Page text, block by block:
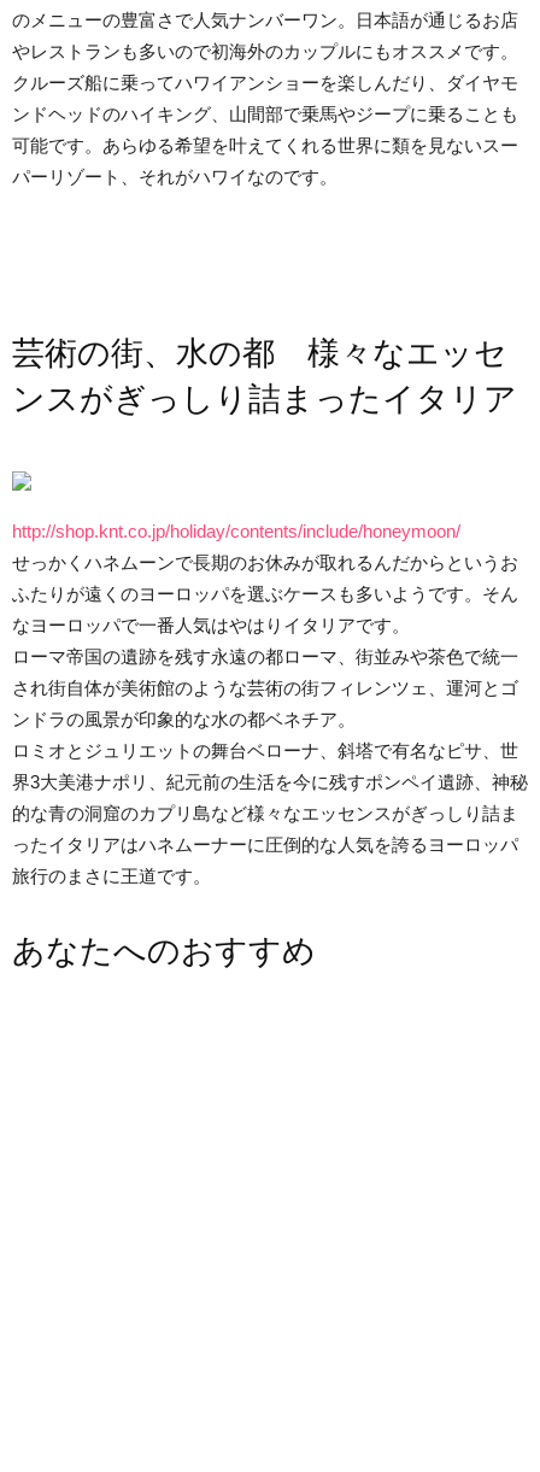
のメニューの豊富さで人気ナンバーワン。日本語が通じるお店
やレストランも多いので初海外のカップルにもオススメです。
クルーズ船に乗ってハワイアンショーを楽しんだり、ダイヤモ
ンドヘッドのハイキング、山間部で乗馬やジープに乗ることも
可能です。あらゆる希望を叶えてくれる世界に類を見ないスー
パーリゾート、それがハワイなのです。
芸術の街、水の都 様々なエッセ
ンスがぎっしり詰まったイタリア
http://shop.knt.co.jp/holiday/contents/include/honeymoon/
せっかくハネムーンで長期のお休みが取れるんだからというお
ふたりが遠くのヨーロッパを選ぶケースも多いようです。そん
なヨーロッパで一番人気はやはりイタリアです。
ローマ帝国の遺跡を残す永遠の都ローマ、街並みや茶色で統一
され街自体が美術館のような芸術の街フィレンツェ、運河とゴ
ンドラの風景が印象的な水の都ベネチア。
ロミオとジュリエットの舞台ベローナ、斜塔で有名なピサ、世
界3大美港ナポリ、紀元前の生活を今に残すポンペイ遺跡、神秘
的な青の洞窟のカプリ島など様々なエッセンスがぎっしり詰ま
ったイタリアはハネムーナーに圧倒的な人気を誇るヨーロッパ
旅行のまさに王道です。
あなたへのおすすめ